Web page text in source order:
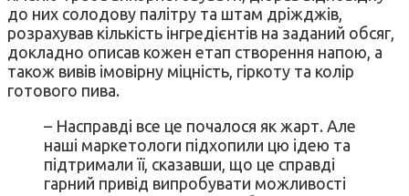
до них солодову палітру та штам дріжджів,
розрахував кількість інгредієнтів на заданий обсяг,
докладно описав кожен етап створення напою, а
також вивів імовірну міцність, гіркоту та колір
готового пива.
– Насправді все це почалося як жарт. Але
наші маркетологи підхопили цю ідею та
підтримали її, сказавши, що це справді
гарний привід випробувати можливості